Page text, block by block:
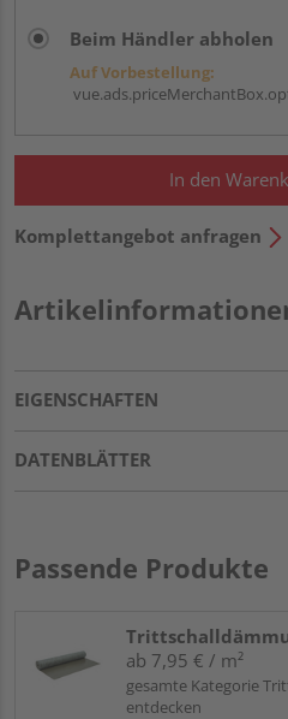
Beim Händler abholen
Auf Vorbestellung:
In den
Komplettangebot anfragen
EIGENSCHAFTEN
DATENBLÄTTER
Passende Produkte
ab 7,95 € / m²
gesamte Kategorie
entdecken